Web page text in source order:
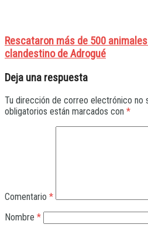
Rescataron más de 500
clandestino de Adrogué
Deja una respuesta
Tu dirección de correo electrónico no
obligatorios están marcados con *
Comentario *
Nombre *